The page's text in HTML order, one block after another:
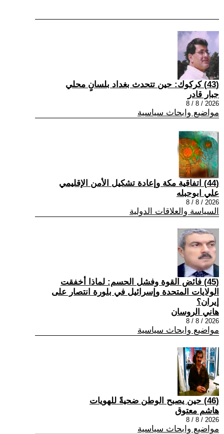
(43) كركوك: حين تتحدث بغداد بلسانٍ محلي
جبار قادر
2026 / 8 / 8
مواضيع وابحاث سياسية
(44) اتفاقية مكة وإعادة تشكيل الأمن الإقليمي
علي ابوحبله
2026 / 8 / 8
السياسة والعلاقات الدولية
(45) فائض القوة وفشل الحسم: لماذا أخفقت
الولايات المتحدة وإسرائيل في بلورة انتصار على
إيران؟
هاني الروسان
2026 / 8 / 8
مواضيع وابحاث سياسية
(46) حين يصبح الوطن ضحيةً للهويات
هاشم معتوق
2026 / 8 / 8
مواضيع وابحاث سياسية